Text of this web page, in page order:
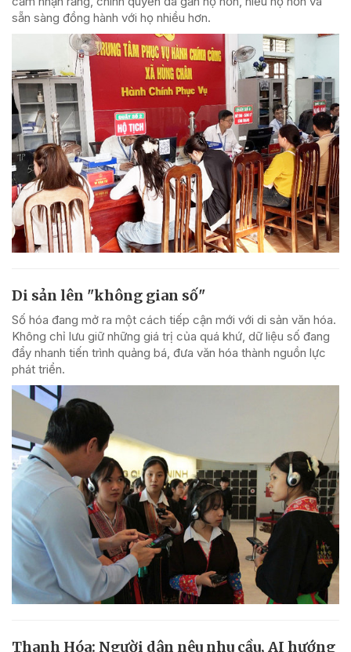
sẵn sàng đồng hành với họ nhiều hơn.
Di sản lên "không gian số"
Số hóa đang mở ra một cách tiếp cận mới với di sản văn hóa.
Không chỉ lưu giữ những giá trị của quá khứ, dữ liệu số đang
đẩy nhanh tiến trình quảng bá, đưa văn hóa thành nguồn lực
phát triển.
Thanh Hóa: Người dân nêu nhu cầu, AI hướng